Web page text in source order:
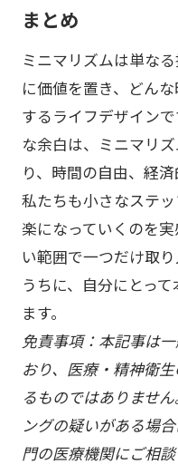
まとめ
ミニマリズムは単な
に価値を置き、どん
するライフデザイン
な余白は、ミニマリ
り、時間の自由、経済
私たちも小さなステ
楽になっていくのを
い範囲で一つだけ取
うちに、自分にとっ
ます。
免責事項：本記事は
おり、医療・精神衛
るものではありませ
ングの疑いがある場
門の医療機関にご相談